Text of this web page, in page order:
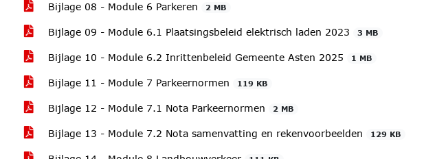
Bijlage 08 - Module 6 Parkeren 2 MB
Bijlage 09 - Module 6.1 Plaatsingsbeleid elektrisch laden 2023 3 MB
Bijlage 10 - Module 6.2 Inrittenbeleid Gemeente Asten 2025 1 MB
Bijlage 11 - Module 7 Parkeernormen 119 KB
Bijlage 12 - Module 7.1 Nota Parkeernormen 2 MB
Bijlage 13 - Module 7.2 Nota samenvatting en rekenvoorbeelden 129 KB